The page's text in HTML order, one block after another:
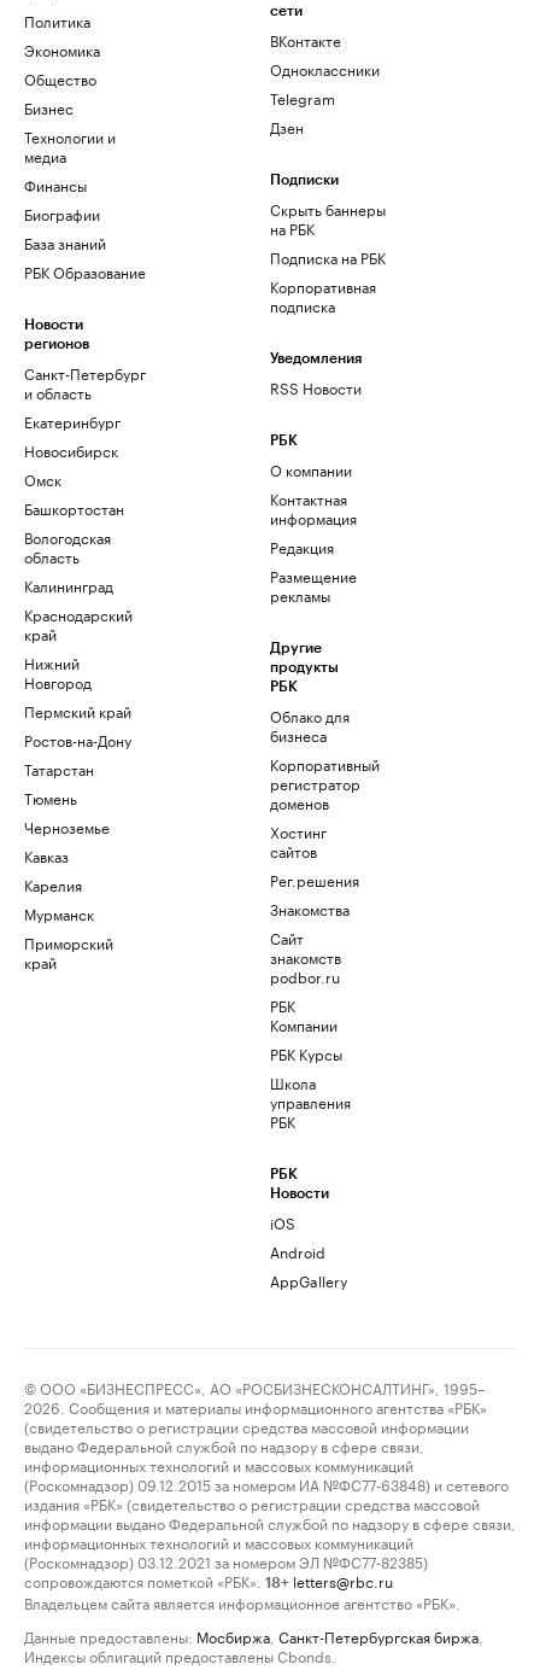
Политика
Экономика
Общество
Бизнес
Технологии и
медиа
Финансы
Биографии
База знаний
РБК Образование
Новости
регионов
Санкт-Петербург
и область
Екатеринбург
Новосибирск
Омск
Башкортостан
Вологодская
область
Калининград
Краснодарский
край
Нижний
Новгород
Пермский край
Ростов-на-Дону
Татарстан
Тюмень
Черноземье
Кавказ
Карелия
Мурманск
Приморский
край
сети
ВКонтакте
Одноклассники
Telegram
Дзен
Подписки
Скрыть баннеры
на РБК
Подписка на РБК
Корпоративная
подписка
Уведомления
RSS Новости
РБК
О компании
Контактная
информация
Редакция
Размещение
рекламы
Другие
продукты
РБК
Облако для
бизнеса
Корпоративный
регистратор
доменов
Хостинг
сайтов
Рег.решения
Знакомства
Сайт
знакомств
podbor.ru
РБК
Компании
РБК Курсы
Школа
управления
РБК
РБК
Новости
iOS
Android
AppGallery
© ООО «БИЗНЕСПРЕСС», АО «РОСБИЗНЕСКОНСАЛТИНГ», 1995–
2026. Сообщения и материалы информационного агентства «РБК»
(свидетельство о регистрации средства массовой информации
выдано Федеральной службой по надзору в сфере связи,
информационных технологий и массовых коммуникаций
(Роскомнадзор) 09.12.2015 за номером ИА №ФС77-63848) и сетевого
издания «РБК» (свидетельство о регистрации средства массовой
информации выдано Федеральной службой по надзору в сфере связи,
информационных технологий и массовых коммуникаций
(Роскомнадзор) 03.12.2021 за номером ЭЛ №ФС77-82385)
сопровождаются пометкой «РБК».
18+ letters@rbc.ru
Владельцем сайта является информационное агентство «РБК».
Данные предоставлены: Мосбиржа Санкт-Петербургская биржа
Индексы облигаций предоставлены Cbonds.